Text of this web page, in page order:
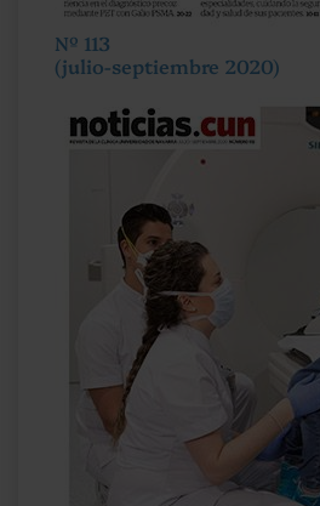
Nº 113
(julio-septiembre 2020)